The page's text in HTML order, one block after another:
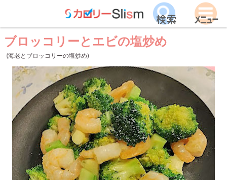
ブロッコリーとエビの塩炒め
(海老とブロッコリーの塩炒め)